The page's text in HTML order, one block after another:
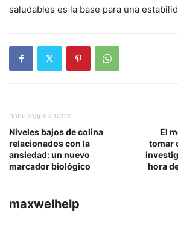
saludables es la base para una
попередня стаття
Niveles bajos de colina
relacionados con la
ansiedad: un nuevo
marcador biológico
El
tomar
hora
maxwelhelp